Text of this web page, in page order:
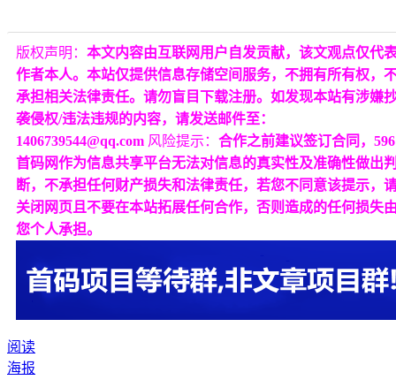
版权声明： 本文内容由互联网用户自发贡献，该文观点仅代
作者本人。本站仅提供信息存储空间服务，不拥有所有权，
承担相关法律责任。请勿盲目下载注册。如发现本站有涉嫌
袭侵权/违法违规的内容，请发送邮件至：
1406739544@qq.com 风险提示： 合作之前建议签订合同，596
首码网作为信息共享平台无法对信息的真实性及准确性做出
断，不承担任何财产损失和法律责任，若您不同意该提示，
关闭网页且不要在本站拓展任何合作，否则造成的任何损失
您个人承担。
阅读
海报